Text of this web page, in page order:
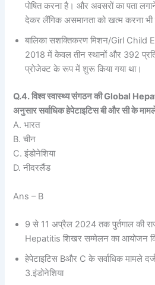
पोषित करना है। और अवसरों का पता
देकर लैंगिक असमानता को खत्म करना भी
बालिका सशक्तिकरण मिशन/Girl
2018 में केवल तीन स्थानों और 392
प्रोजेक्ट के रूप में शुरू किया गया था।
Q.4. विश्व स्वास्थ्य संगठन की Global
अनुसार सर्वाधिक हेपेटाइटिस बी और सी के
A. भारत
B. चीन
C. इंडोनेशिया
D. नीदरलैंड
Ans – B
9 से 11 अप्रैल 2024 तक पुर्तगाल की
Hepatitis शिखर सम्मेलन का आयोजन
हेपेटाइटिस Bऔर C के सर्वाधिक मामले
3.इंडोनेशिया